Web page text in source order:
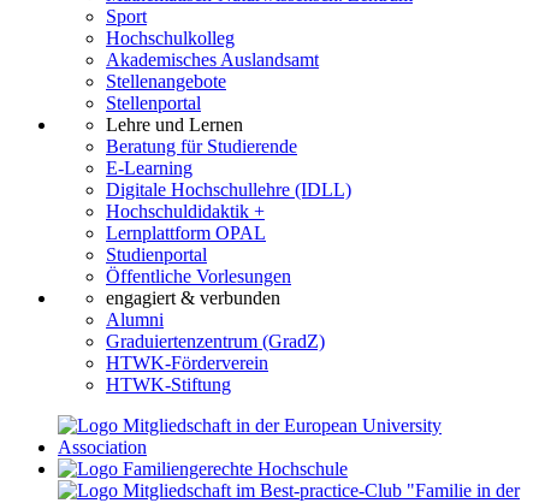
Sport
Hochschulkolleg
Akademisches Auslandsamt
Stellenangebote
Stellenportal
Lehre und Lernen
Beratung für Studierende
E-Learning
Digitale Hochschullehre (IDLL)
Hochschuldidaktik +
Lernplattform OPAL
Studienportal
Öffentliche Vorlesungen
engagiert & verbunden
Alumni
Graduiertenzentrum (GradZ)
HTWK-Förderverein
HTWK-Stiftung